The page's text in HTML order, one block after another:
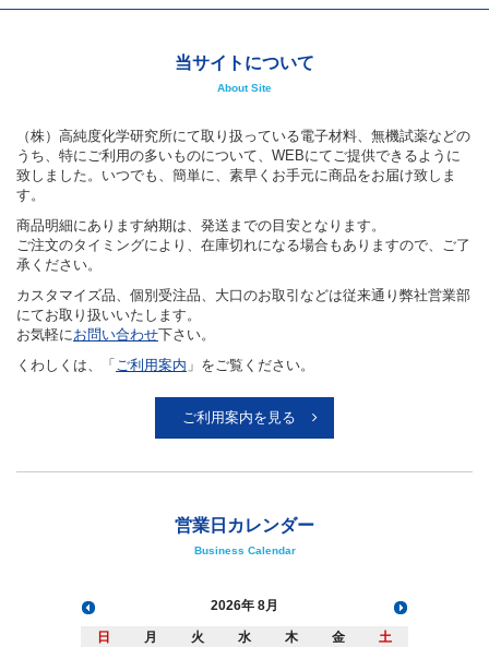
当サイトについて
About Site
（株）高純度化学研究所にて取り扱っている電子材料、無機試薬などの
うち、特にご利用の多いものについて、WEBにてご提供できるように
致しました。いつでも、簡単に、素早くお手元に商品をお届け致しま
す。
商品明細にあります納期は、発送までの目安となります。
ご注文のタイミングにより、在庫切れになる場合もありますので、ご了
承ください。
カスタマイズ品、個別受注品、大口のお取引などは従来通り弊社営業部
にてお取り扱いいたします。
お気軽にお問い合わせ下さい。
くわしくは、「 ご利用案内 」をご覧ください。
ご利用案内を見る
営業日カレンダー
Business Calendar
2026 8月
日 月 火 水 木 金 土